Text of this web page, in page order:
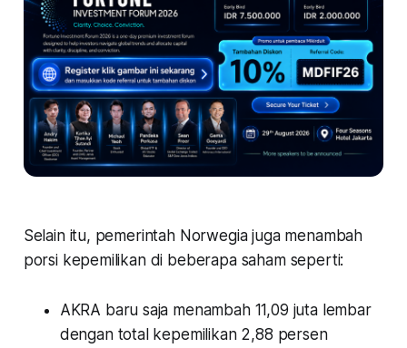
Selain itu, pemerintah Norwegia juga menambah
porsi kepemilikan di beberapa saham seperti:
AKRA baru saja menambah 11,09 juta lembar
dengan total kepemilikan 2,88 persen